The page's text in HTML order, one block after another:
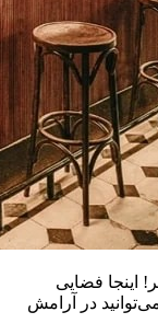
اینجا فضایی
در آرامش